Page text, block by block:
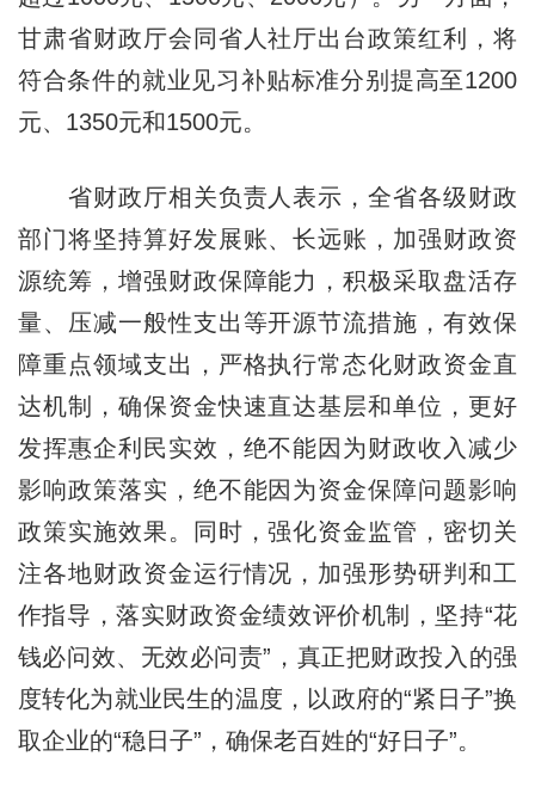
甘肃省财政厅会同省人社厅出台政策红利，将
符合条件的就业见习补贴标准分别提高至1200
元、1350元和1500元。
省财政厅相关负责人表示，全省各级财政
部门将坚持算好发展账、长远账，加强财政资
源统筹，增强财政保障能力，积极采取盘活存
量、压减一般性支出等开源节流措施，有效保
障重点领域支出，严格执行常态化财政资金直
达机制，确保资金快速直达基层和单位，更好
发挥惠企利民实效，绝不能因为财政收入减少
影响政策落实，绝不能因为资金保障问题影响
政策实施效果。同时，强化资金监管，密切关
注各地财政资金运行情况，加强形势研判和工
作指导，落实财政资金绩效评价机制，坚持“花
钱必问效、无效必问责”，真正把财政投入的强
度转化为就业民生的温度，以政府的“紧日子”换
取企业的“稳日子”，确保老百姓的“好日子”。